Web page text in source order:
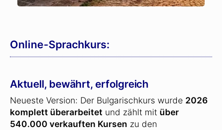
Online-Sprachkurs:
Aktuell, bewährt, erfolgreich
Neueste Version: Der Bulgarischkurs wurde 2026
komplett überarbeitet und zählt mit über
540.000 verkauften Kursen zu den